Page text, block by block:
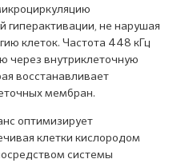
гиперактивации, не нарушая
клеток. Частота 448 кГц
через внутриклеточную
восстанавливает
мембран.
оптимизирует
клетки кислородом
системы